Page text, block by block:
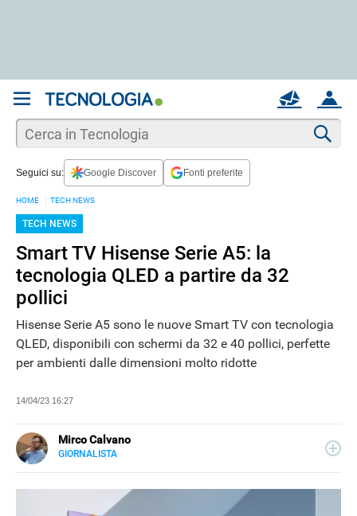
ACCOUNT
MAIL
Seguici su: Google Discover Fonti preferite
HOME TECH NEWS
TECH NEWS
Smart TV Hisense Serie A5: la
tecnologia QLED a partire da 32
pollici
Hisense Serie A5 sono le nuove Smart TV con tecnologia
QLED, disponibili con schermi da 32 e 40 pollici, perfette
per ambienti dalle dimensioni molto ridotte
14/04/23 16:27
Mirco Calvano
GIORNALISTA
occupandosi di musica, cultura, lifestyle e tecnologia.